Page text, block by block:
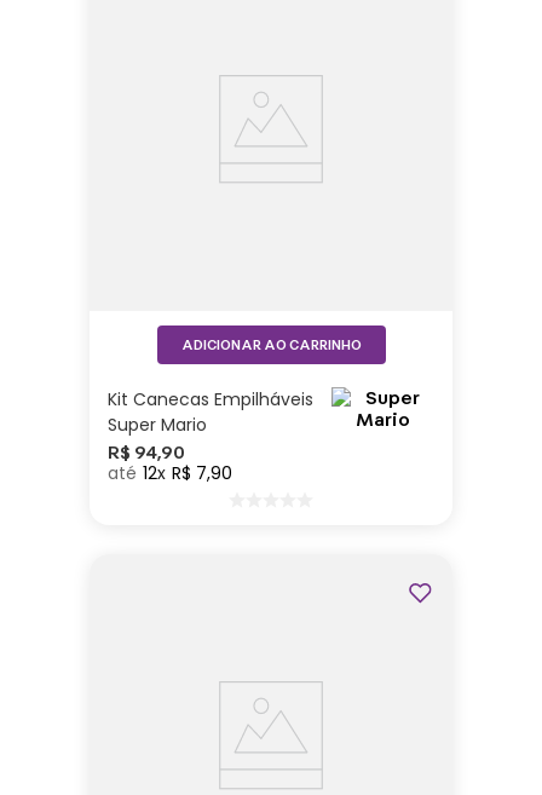
Kit Canecas Empilháveis
Super Mario
R$ 94,90
12 R$ 7,90
ADICIONAR AO CARRINHO